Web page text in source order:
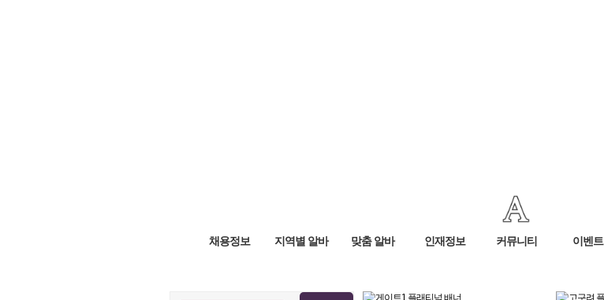
채용정보 지역별 알바 맞춤 알바 인재정보 커뮤니티 이벤트